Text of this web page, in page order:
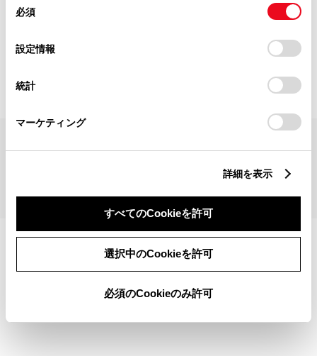
デバイスにすべてのCookie(クッキー)が保存されることに同
意したことになります。Cookie(クッキー)のオプトアウト、
設定の変更、同意を撤回したりするにあたっては、当社の
「Cookie（クッキー）情報の取り扱いについて
」をご覧くだ
必須
設定情報
統計
マーケティング
詳細を表示
すべてのCookieを許可
選択中のCookieを許可
必須のCookieのみ許可
見積りシミュレーショントップへ
TOYOTAアカウント利用規約反社会的勢力に対する基本方針企業情報
©1995-2026 TOYOTA MOTOR CORPORATION. ALL RIGHTS RESERVED.